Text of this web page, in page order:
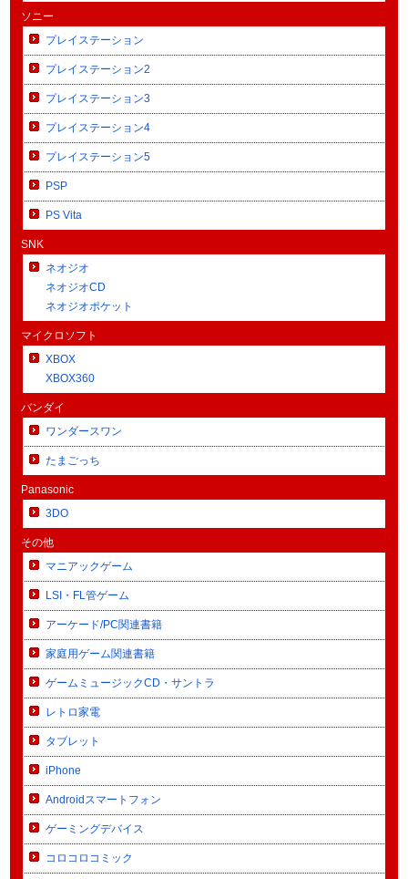
ソニー
プレイステーション
プレイステーション2
プレイステーション3
プレイステーション4
プレイステーション5
PSP
PS Vita
SNK
ネオジオ
ネオジオCD
ネオジオポケット
マイクロソフト
XBOX
XBOX360
バンダイ
ワンダースワン
たまごっち
Panasonic
3DO
その他
マニアックゲーム
LSI・FL管ゲーム
アーケード/PC関連書籍
家庭用ゲーム関連書籍
ゲームミュージックCD・サントラ
レトロ家電
タブレット
iPhone
Androidスマートフォン
ゲーミングデバイス
コロコロコミック